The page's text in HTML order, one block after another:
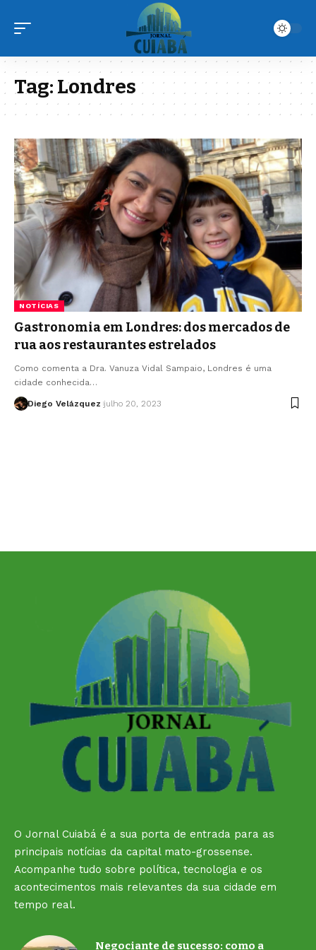
Tag:Londres
NOTÍCIAS
Gastronomia em Londres: dos mercados de
rua aos restaurantes estrelados
Como comenta a Dra. Vanuza Vidal Sampaio, Londres é uma
cidade conhecida…
Diego Velázquez julho 20, 2023
O Jornal Cuiabá é a sua porta de entrada para as
principais notícias da capital mato-grossense.
Acompanhe tudo sobre política, tecnologia e os
acontecimentos mais relevantes da sua cidade em
tempo real.
Negociante de sucesso: como a